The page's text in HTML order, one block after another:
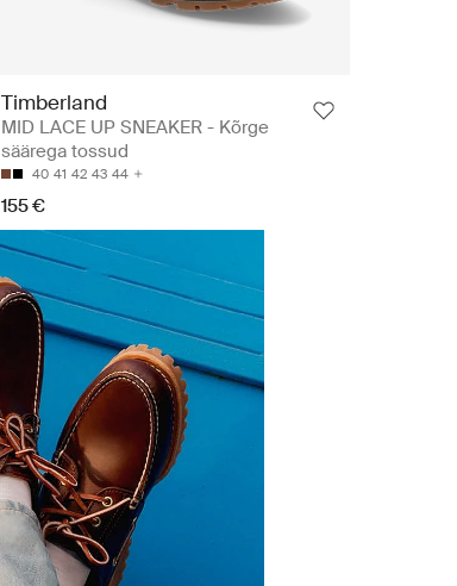
Timberland
MID LACE UP SNEAKER - Kõrge
säärega tossud
40 41 42 43 44
155 €